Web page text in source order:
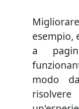
esempio,
a
modo